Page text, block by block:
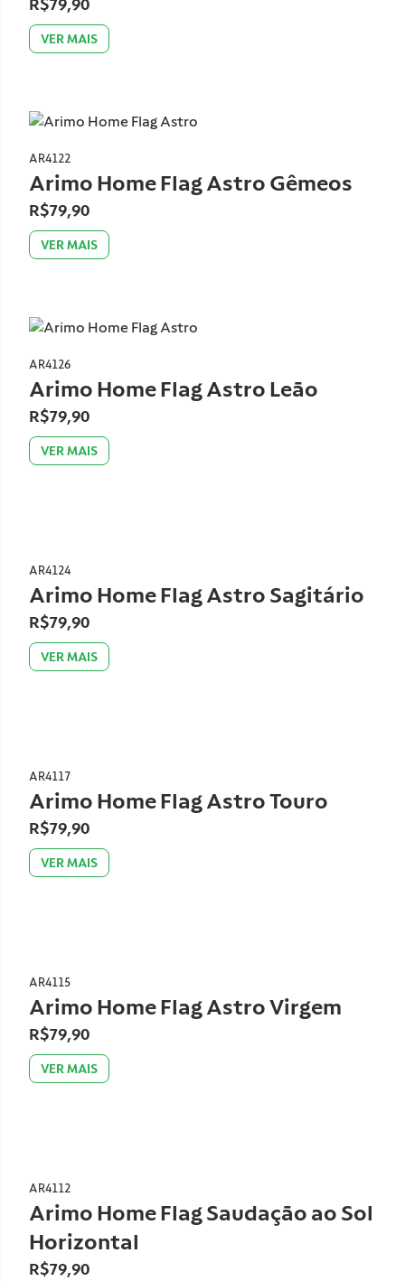
R$79,90
VER MAIS
AR4122
Arimo Home Flag Astro Gêmeos
R$79,90
VER MAIS
AR4126
Arimo Home Flag Astro Leão
R$79,90
VER MAIS
AR4124
Arimo Home Flag Astro Sagitário
R$79,90
VER MAIS
AR4117
Arimo Home Flag Astro Touro
R$79,90
VER MAIS
AR4115
Arimo Home Flag Astro Virgem
R$79,90
VER MAIS
AR4112
Arimo Home Flag Saudação ao Sol
Horizontal
R$79,90